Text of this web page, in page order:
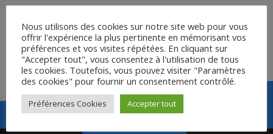
LIVRET ENSEIGNANT
FICHE ÉLÈVE
FICHE « PRÉSENTER LE FILM EN SALLE »
Nous utilisons des cookies sur notre site web pour vous
offrir l'expérience la plus pertinente en mémorisant vos
préférences et vos visites répétées. En cliquant sur
"Accepter tout", vous consentez à l'utilisation de tous
les cookies. Toutefois, vous pouvez visiter "Paramètres
des cookies" pour fournir un consentement contrôlé.
Préférences Cookies Accepter tout